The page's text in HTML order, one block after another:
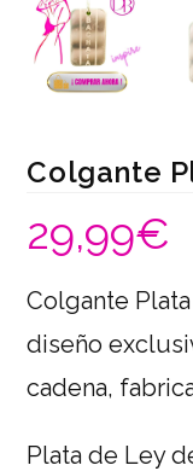
Colgante
29,99€
Colgante
diseño
cadena,
Plata de Ley